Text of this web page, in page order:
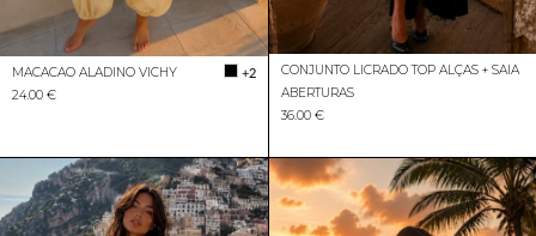
MACACAO ALADINO VICHY
+2
24.00 €
CONJUNTO LICRADO TOP ALÇAS + SAIA
ABERTURAS
36.00 €